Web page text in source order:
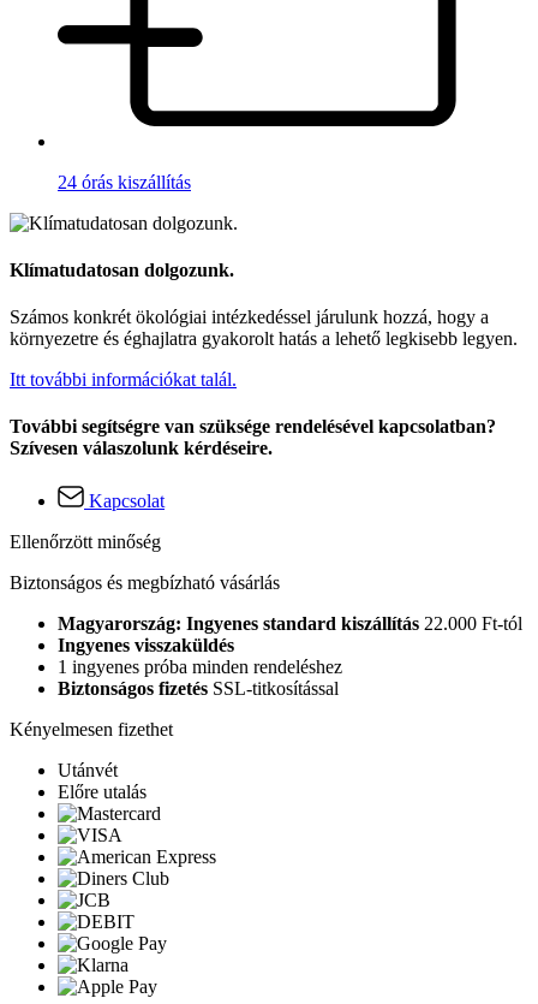
24 órás kiszállítás
Klímatudatosan dolgozunk.
Számos konkrét ökológiai intézkedéssel járulunk hozzá, hogy a
környezetre és éghajlatra gyakorolt hatás a lehető legkisebb legyen.
Itt további információkat talál.
További segítségre van szüksége rendelésével kapcsolatban?
Szívesen válaszolunk kérdéseire.
Kapcsolat
Ellenőrzött minőség
Biztonságos és megbízható vásárlás
Magyarország: Ingyenes standard kiszállítás 22.000 Ft-tól
Ingyenes visszaküldés
1 ingyenes próba minden rendeléshez
Biztonságos fizetés SSL-titkosítással
Kényelmesen fizethet
Utánvét
Előre utalás